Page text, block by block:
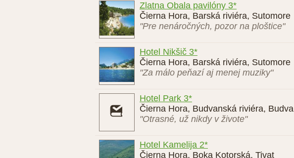
Zlatna Obala pavilóny 3*
Čierna Hora, Barská riviéra, Sutomore
"Pre nenáročných, pozor na ploštice"
Hotel Nikšič 3*
Čierna Hora, Barská riviéra, Sutomore
"Za málo peňazí aj menej muziky"
Hotel Park 3*
Čierna Hora, Budvanská riviéra, Budva
"Otrasné, už nikdy v živote"
Hotel Kamelija 2*
Čierna Hora, Boka Kotorská, Tivat